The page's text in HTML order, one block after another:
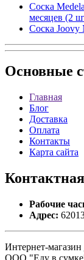
Соска
месяцев (2
Соска Joovy
Основные
Главная
Блог
Доставка
Оплата
Контакты
Карта сайта
Контактная
Рабочие
Адрес:
Интернет-